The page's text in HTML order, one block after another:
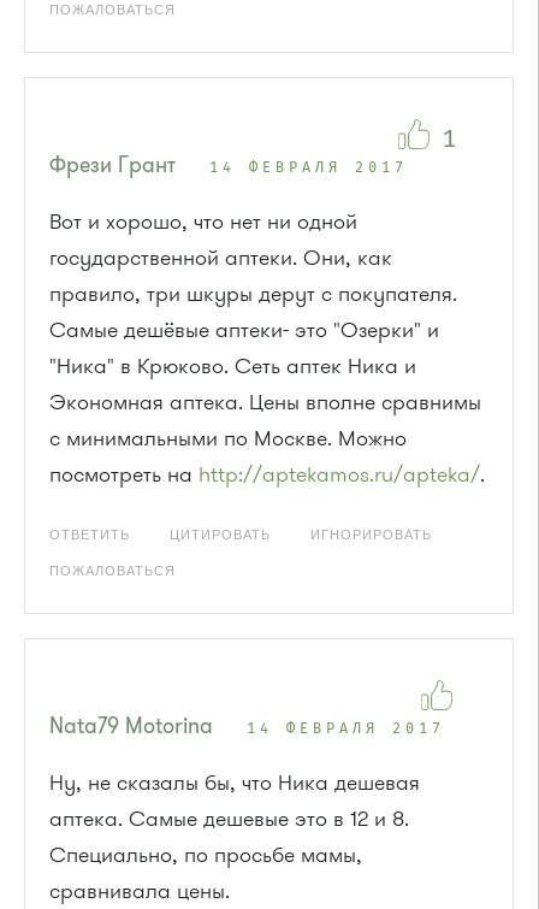
ПОЖАЛОВАТЬСЯ
Фрези Грант 14 ФЕВРАЛЯ 2017
Вот и хорошо, что нет ни одной
государственной аптеки. Они, как
правило, три шкуры дерут с покупателя.
Самые дешёвые аптеки- это "Озерки" и
"Ника" в Крюково. Сеть аптек Ника и
Экономная аптека. Цены вполне сравнимы
с минимальными по Москве. Можно
посмотреть на http://aptekamos.ru/apteka/.
ОТВЕТИТЬ ЦИТИРОВАТЬ ИГНОРИРОВАТЬ
ПОЖАЛОВАТЬСЯ
1
Nata79 Motorina 14 ФЕВРАЛЯ 2017
Ну, не сказалы бы, что Ника дешевая
аптека. Самые дешевые это в 12 и 8.
Специально, по просьбе мамы,
сравнивала цены.